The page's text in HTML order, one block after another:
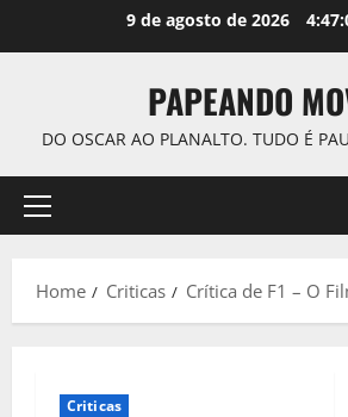
9 de agosto de 2026
PAPEANDO
DO OSCAR AO PLANALTO. TUDO É
Primary
Home Criticas Crítica de F1 – O
Criticas